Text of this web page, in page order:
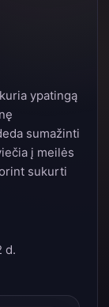
ypatingą
sumažinti
į meilės
sukurti
d.